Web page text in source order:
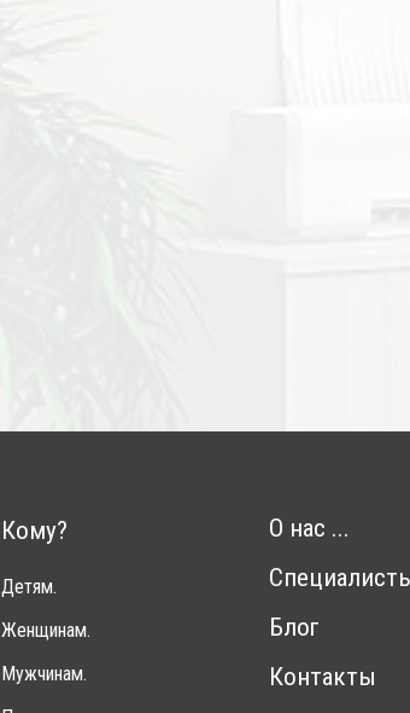
Кому?
Детям.
Женщинам.
Мужчинам.
О нас ...
Блог
Контакты